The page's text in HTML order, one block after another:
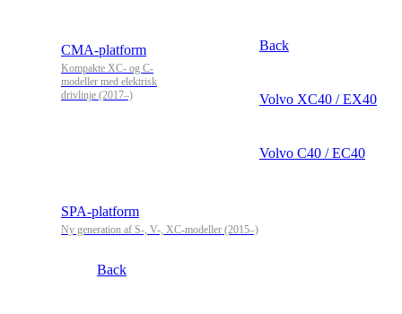
CMA-platform
Kompakte XC- og C-
modeller med elektrisk
drivlinje (2017–)
Back
Volvo XC40 / EX40
Volvo C40 / EC40
SPA-platform
Ny generation af S-, V-, XC-modeller (2015–)
Back